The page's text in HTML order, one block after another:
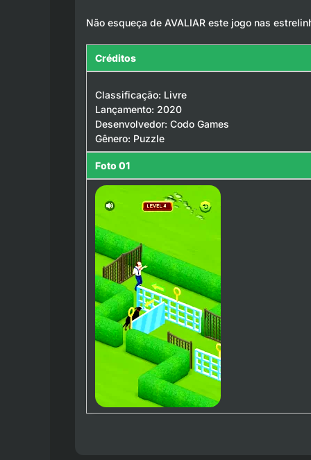
Não esqueça de AVALIAR este jogo nas
Créditos
Classificação: Livre
Lançamento: 2020
Desenvolvedor: Codo Games
Gênero: Puzzle
Foto 01